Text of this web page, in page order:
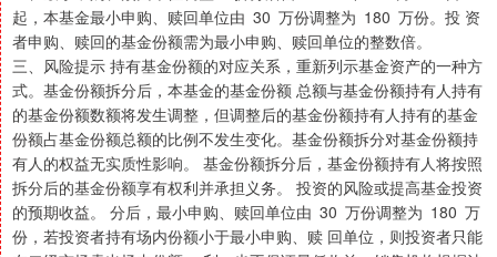
起，本基金最小申购、赎回单位由 30 万份调整为 180 万份。投 资
者申购、赎回的基金份额需为最小申购、赎回单位的整数倍。
三、风险提示 持有基金份额的对应关系，重新列示基金资产的一种方
式。基金份额拆分后，本基金的基金份额 总额与基金份额持有人持有
的基金份额数额将发生调整，但调整后的基金份额持有人持有的基金
份额占基金份额总额的比例不发生变化。基金份额拆分对基金份额持
有人的权益无实质性影响。 基金份额拆分后，基金份额持有人将按照
拆分后的基金份额享有权利并承担义务。 投资的风险或提高基金投资
的预期收益。 分后，最小申购、赎回单位由 30 万份调整为 180 万
份，若投资者持有场内份额小于最小申购、赎 回单位，则投资者只能